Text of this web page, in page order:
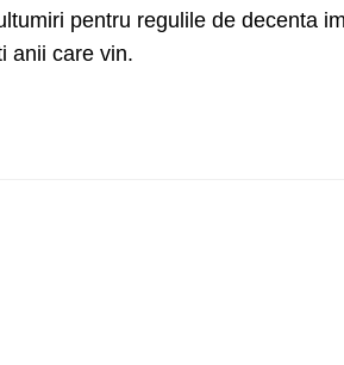
pentru regulile de decenta
anii care vin.